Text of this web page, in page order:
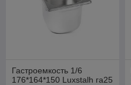
Гастроемкость 1/6
176*164*150 Luxstalh га25